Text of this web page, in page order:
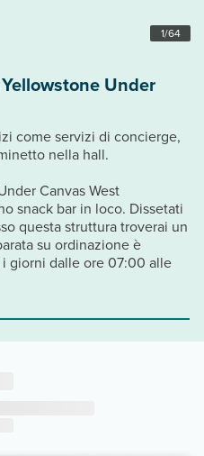
1/64
Under
come servizi di concierge,
nella hall.
Canvas West
snack bar in loco. Dissetati
questa struttura troverai un
su ordinazione è
giorni dalle ore 07:00 alle